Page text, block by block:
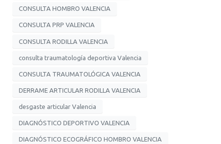
CONSULTA HOMBRO VALENCIA
CONSULTA PRP VALENCIA
CONSULTA RODILLA VALENCIA
consulta traumatología deportiva Valencia
CONSULTA TRAUMATOLÓGICA VALENCIA
DERRAME ARTICULAR RODILLA VALENCIA
desgaste articular Valencia
DIAGNÓSTICO DEPORTIVO VALENCIA
DIAGNÓSTICO ECOGRÁFICO HOMBRO VALENCIA